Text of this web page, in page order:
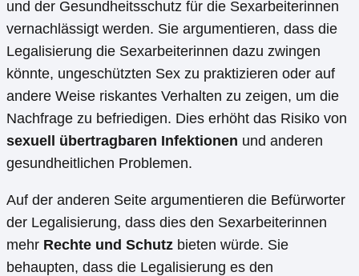
und der Gesundheitsschutz für die Sexarbeiterinnen
vernachlässigt werden. Sie argumentieren, dass die
Legalisierung die Sexarbeiterinnen dazu zwingen
könnte, ungeschützten Sex zu praktizieren oder auf
andere Weise riskantes Verhalten zu zeigen, um die
Nachfrage zu befriedigen. Dies erhöht das Risiko von
sexuell übertragbaren Infektionen und anderen
gesundheitlichen Problemen.
Auf der anderen Seite argumentieren die Befürworter
der Legalisierung, dass dies den Sexarbeiterinnen
mehr Rechte und Schutz bieten würde. Sie
behaupten, dass die Legalisierung es den